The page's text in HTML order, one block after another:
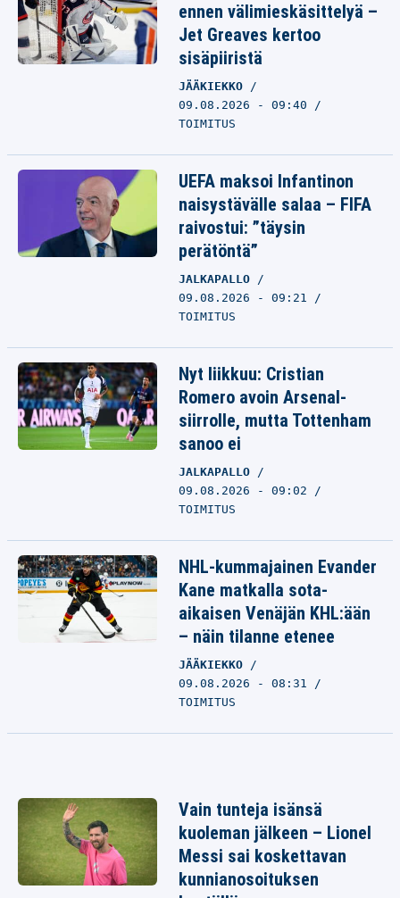
ennen välimieskäsittelyä –
Jet Greaves kertoo
sisäpiiristä
JÄÄKIEKKO
09.08.2026 - 09:40
TOIMITUS
UEFA maksoi Infantinon
naisystävälle salaa – FIFA
raivostui: ”täysin
perätöntä”
JALKAPALLO
09.08.2026 - 09:21
TOIMITUS
Nyt liikkuu: Cristian
Romero avoin Arsenal-
siirrolle, mutta Tottenham
sanoo ei
JALKAPALLO
09.08.2026 - 09:02
TOIMITUS
NHL-kummajainen Evander
Kane matkalla sota-
aikaisen Venäjän KHL:ään
– näin tilanne etenee
JÄÄKIEKKO
09.08.2026 - 08:31
TOIMITUS
Vain tunteja isänsä
kuoleman jälkeen – Lionel
Messi sai koskettavan
kunnianosoituksen